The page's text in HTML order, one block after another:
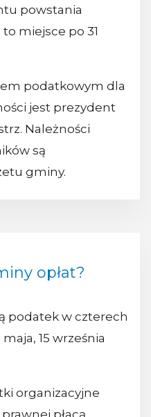
powstania
miejsce po 31
podatkowym dla
jest prezydent
Należności
są
gminy.
opłat?
podatek w czterech
15 września
organizacyjne